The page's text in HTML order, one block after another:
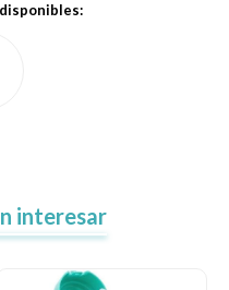
interesar